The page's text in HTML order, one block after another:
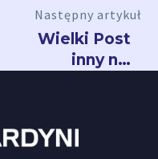
Następny artykuł
Wielki Post
inny niż